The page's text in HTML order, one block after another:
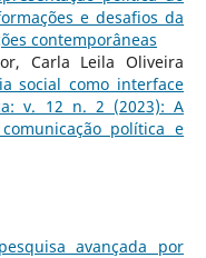
e desafios da
contemporâneas
Carla Leila Oliveira
social como interface
v. 12 n. 2 (2023): A
política e
avançada por